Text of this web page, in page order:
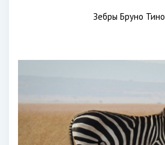
Зебры Бруно Тино